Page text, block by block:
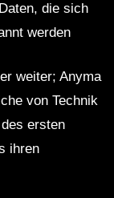
die sich
werden
weiter; Anyma
von Technik
ersten
ihren